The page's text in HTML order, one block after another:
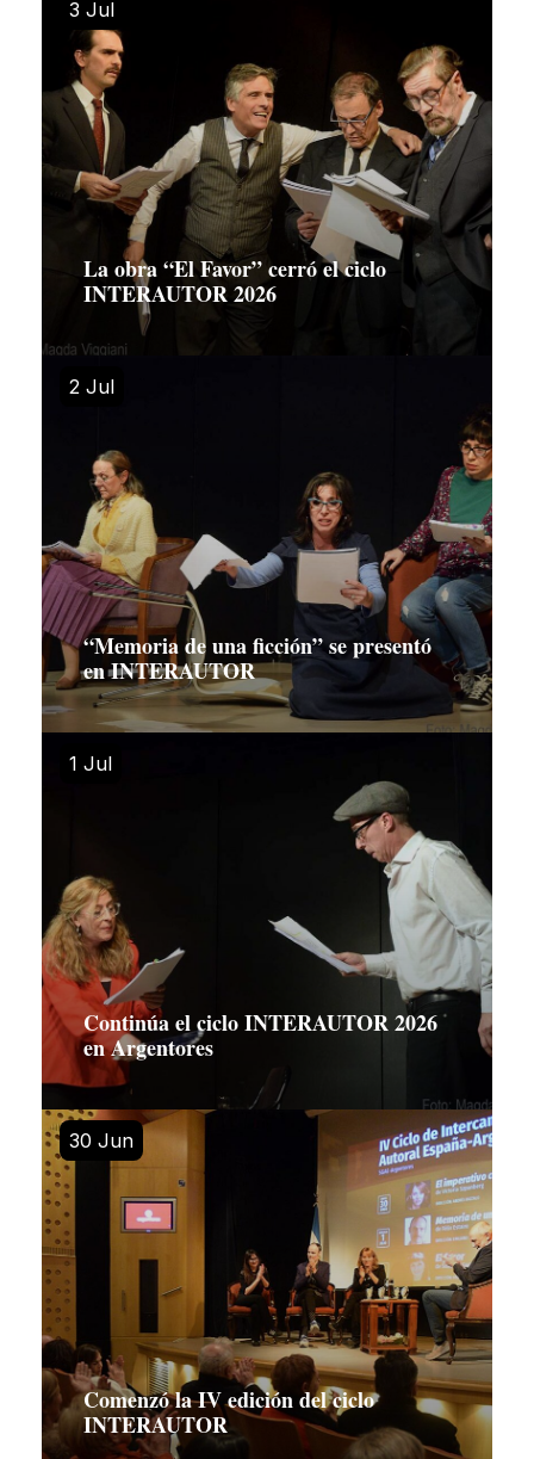
3 Jul
La obra “El Favor” cerró el ciclo
INTERAUTOR 2026
2 Jul
“Memoria de una ficción” se presentó
en INTERAUTOR
1 Jul
Continúa el ciclo INTERAUTOR 2026
en Argentores
30 Jun
Comenzó la IV edición del ciclo
INTERAUTOR